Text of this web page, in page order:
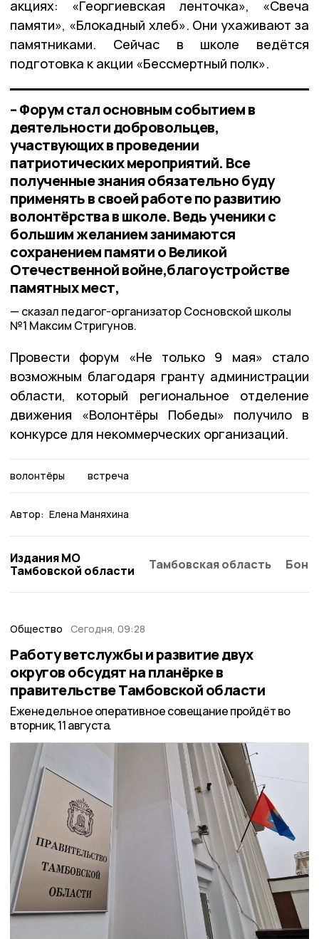
акциях: «Георгиевская ленточка», «Свеча
памяти», «Блокадный хлеб». Они ухаживают за
памятниками. Сейчас в школе ведётся
подготовка к акции «Бессмертный полк».
– Форум стал основным событием в
деятельности добровольцев,
участвующих в проведении
патриотических мероприятий. Все
полученные знания обязательно буду
применять в своей работе по развитию
волонтёрства в школе. Ведь ученики с
большим желанием занимаются
сохранением памяти о Великой
Отечественной войне,благоустройстве
памятных мест,
сказал педагог-организатор Сосновской школы
№1 Максим Стригунов.
Провести форум «Не только 9 мая» стало
возможным благодаря гранту администрации
области, который региональное отделение
движения «Волонтёры Победы» получило в
конкурсе для некоммерческих организаций.
волонтёры встреча
Автор: Елена Маняхина
Издания МО
Тамбовской области
Тамбовская область
Общество Сегодня, 09:28
Работу ветслужбы и развитие двух
округов обсудят на планёрке в
правительстве Тамбовской области
Еженедельное оперативное совещание пройдёт во
вторник, 11 августа.